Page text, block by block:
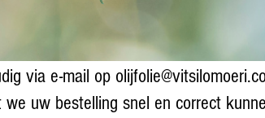
via e-mail op
uw bestelling snel en correct